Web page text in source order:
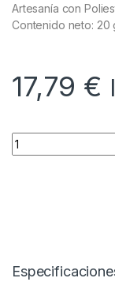
Artesanía con
Contenido neto: 20
17,79 €
Adhesivo